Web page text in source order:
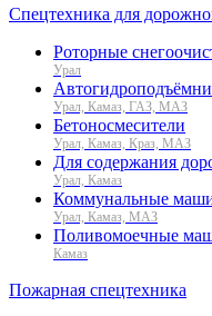
Спецтехника для
Роторные
Урал
Урал, Камаз, ГАЗ, МАЗ
Бетоносмесители
Урал, Камаз, Краз, МАЗ
Для содержания
Урал, Камаз
Коммунальные
Урал, Камаз, МАЗ
Поливомоечные
Камаз
Пожарная спецтехника